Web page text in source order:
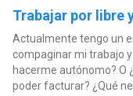
Trabajar por libre
Actualmente tengo un
compaginar mi trabajo
hacerme autónomo? O
poder facturar? ¿Qué